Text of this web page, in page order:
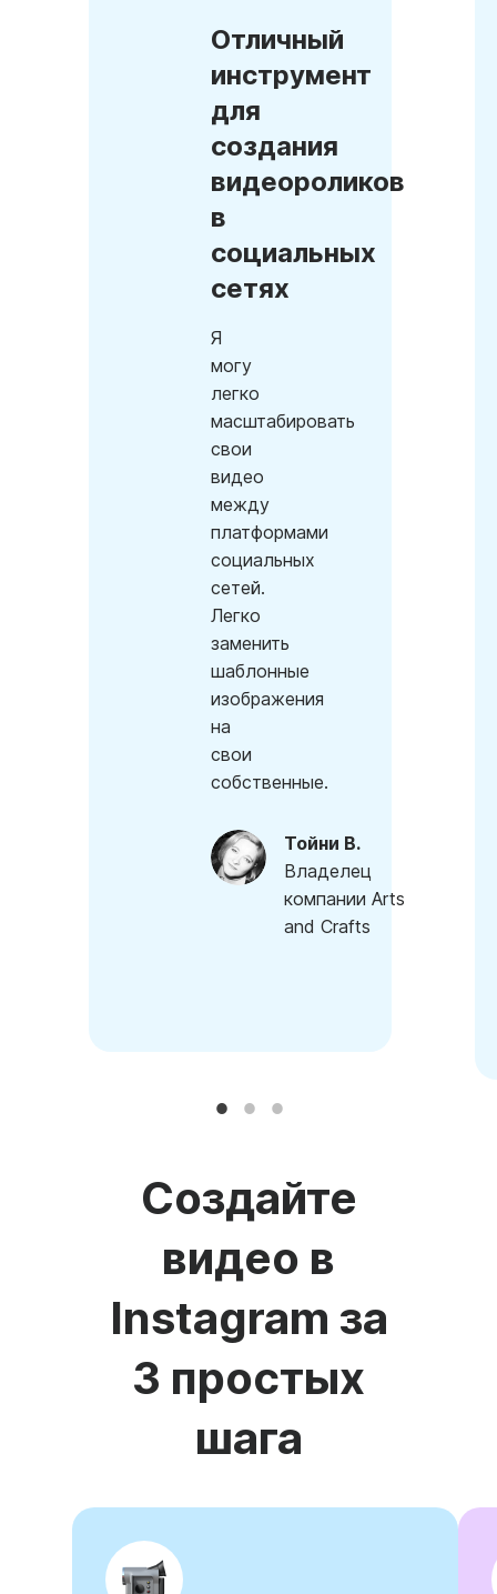
Отличный
инструмент
для
создания
видеороликов
в
социальных
сетях
Я
могу
легко
масштабировать
свои
видео
между
платформами
социальных
сетей.
Легко
заменить
шаблонные
изображения
на
свои
собственные.
Тойни В.
Владелец
компании Arts
and Crafts
Создайте
видео в
Instagram за
3 простых
шага